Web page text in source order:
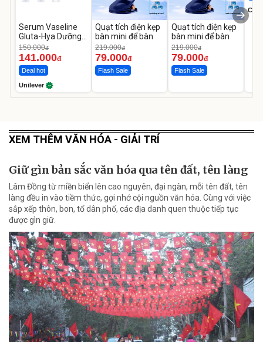
Serum Vaseline
Gluta-Hya Dưỡng
Da Sáng Mịn Sau 7
Ngày
150.000đ
141.000đ
Deal hot
Unilever
Quạt tích điện kẹp
bàn mini để bàn
219.000đ
79.000đ
Flash Sale
Quạt tích điện kẹp
bàn mini để bàn
219.000đ
79.000đ
Flash Sale
XEM THÊM VĂN HÓA - GIẢI TRÍ
Giữ gìn bản sắc văn hóa qua tên đất, tên làng
Lâm Đồng từ miền biển lên cao nguyên, đại ngàn, mỗi tên đất, tên
làng đều in vào tiềm thức, gợi nhớ cội nguồn văn hóa. Cùng với việc
sắp xếp thôn, bon, tổ dân phố, các địa danh quen thuộc tiếp tục
được gìn giữ.